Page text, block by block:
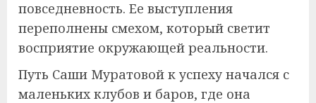
повседневность. Ее выступления
переполнены смехом, который светит
восприятие окружающей реальности.
Путь Саши Муратовой к успеху начался с
маленьких клубов и баров, где она